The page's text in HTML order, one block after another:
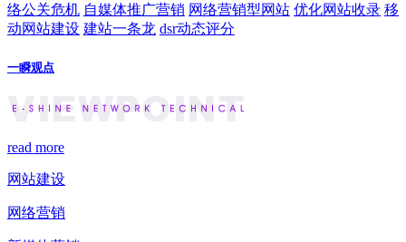
络公关危机 自媒体推广营销 网络营销型网站 优化网站收录 移
动网站建设 建站一条龙 dsr动态评分
一瞬观点
read more
网站建设
网络营销